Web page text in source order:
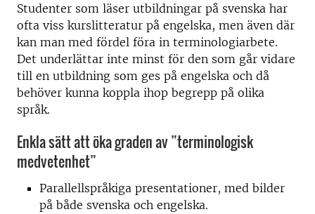
Studenter som läser utbildningar på svenska har
ofta viss kurslitteratur på engelska, men även där
kan man med fördel föra in terminologiarbete.
Det underlättar inte minst för den som går vidare
till en utbildning som ges på engelska och då
behöver kunna koppla ihop begrepp på olika
språk.
Enkla sätt att öka graden av ”terminologisk
medvetenhet”
Parallellspråkiga presentationer, med bilder
på både svenska och engelska.